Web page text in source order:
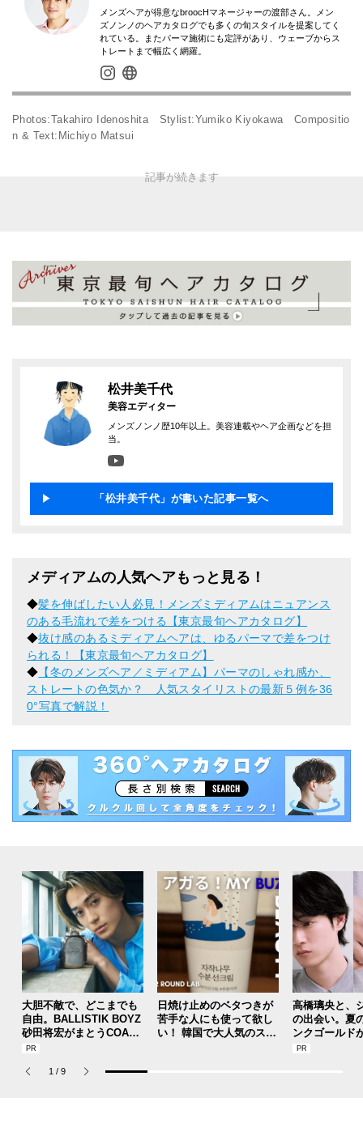
メンズヘアが得意なbroocHマネージャーの渡部さん。メン
ズノンノのヘアカタログでも多くの旬スタイルを提案してく
れている。またパーマ施術にも定評があり、ウェーブからス
トレートまで幅広く網羅。
Photos:Takahiro Idenoshita Stylist:Yumiko Kiyokawa Compositio
n & Text:Michiyo Matsui
松井美千代
美容エディター
メンズノンノ歴10年以上。美容連載やヘア企画などを担
当。
「松井美千代」が書いた記事一覧へ
メディアムの人気ヘアもっと見る！
◆髪を伸ばしたい人必見！メンズミディアムはニュアンス
のある毛流れで差をつける【東京最旬ヘアカタログ】
◆抜け感のあるミディアムヘアは、ゆるパーマで差をつけ
られる！【東京最旬ヘアカタログ】
◆ 【冬のメンズヘア／ミディアム】パーマのしゃれ感か、
ストレートの色気か？ 人気スタイリストの最新５例を36
0°写真で解説！
大胆不敵で、どこまでも
自由。BALLISTIK BOYZ
砂田将宏がまとうCOACH
の新作フレグランス「コ
パルファム」
日焼け止めのベタつきが
苦手な人にも使って欲し
い！ 韓国で大人気のスト
高橋璃央と、
の出会い。夏
ンクゴールド
SUMMER
1 / 9